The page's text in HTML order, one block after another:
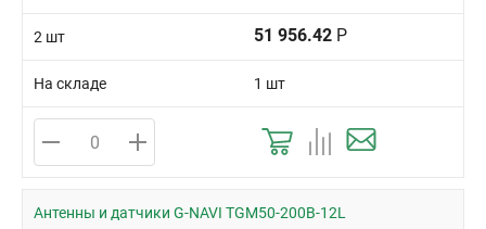
2 шт 51 956.42 Р
На складе 1 шт
Антенны и датчики G-NAVI TGM50-200B-12L